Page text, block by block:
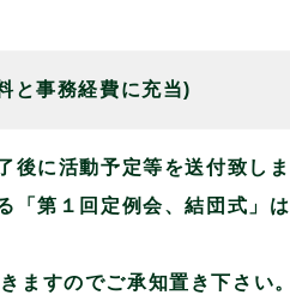
事務経費に充当)
後に活動予定等を送付致し
「第１回定例会、結団式」
ますのでご承知置き下さい